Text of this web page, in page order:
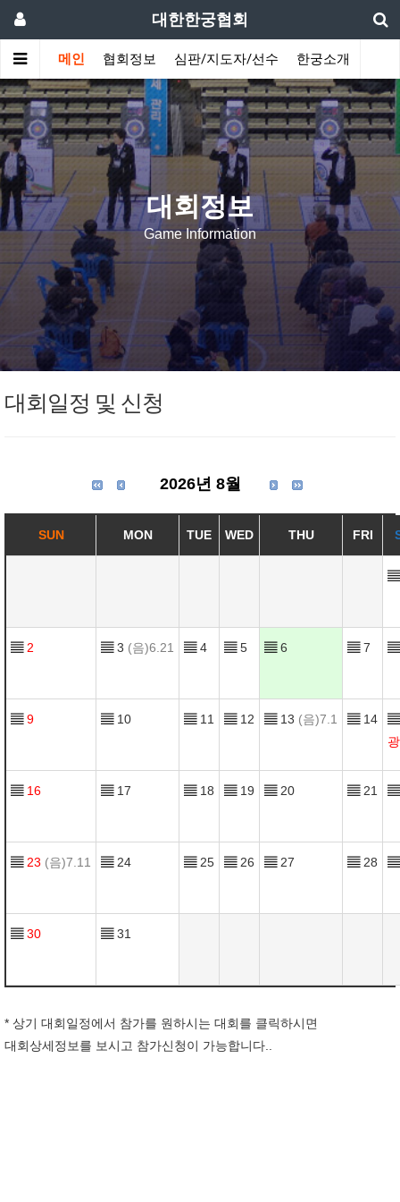
대한한궁협회
메인 협회정보 심판/지도자/선수 한궁소개
대회정보
Game Information
대회일정 및 신청
2026년 8월
SUN MON TUE WED THU FRI
▤
▤ 2 ▤ 3 (음)6.21 ▤ 4 ▤ 5 ▤ 6 ▤ 7 ▤
▤ 9 ▤ 10 ▤ 11 ▤ 12 ▤ 13 (음)7.1 ▤ 14
▤
▤ 16 ▤ 17 ▤ 18 ▤ 19 ▤ 20 ▤ 21 ▤
▤ 23 (음)7.11 ▤ 24 ▤ 25 ▤ 26 ▤ 27 ▤ 28 ▤
▤ 30 ▤ 31
* 상기 대회일정에서 참가를 원하시는 대회를 클릭하시면
대회상세정보를 보시고 참가신청이 가능합니다..